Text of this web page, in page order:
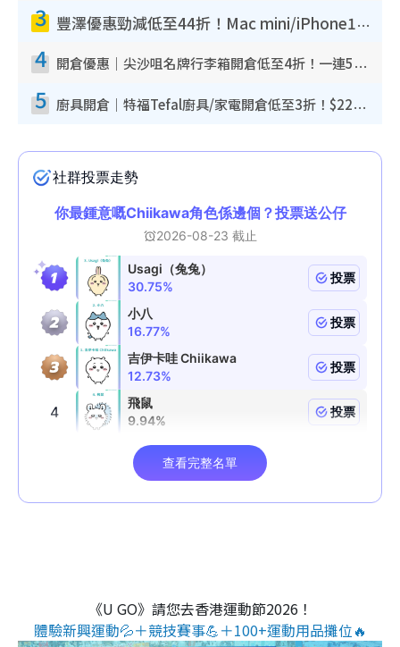
3 豐澤優惠勁減低至44折！Mac mini/iPhone17Pro大減價！廚房家電$220起
4 開倉優惠｜尖沙咀名牌行李箱開倉低至4折！一連5日 American Tourister/ace./Hallmark $200起！
5 廚具開倉｜特福Tefal廚具/家電開倉低至3折！$220起買平底鍋/炒鑊/湯煲！電飯煲/吸塵機/燙斗$418起
《U GO》請您去香港運動節2026！
體驗新興運動💦＋競技賽事💪＋100+運動用品攤位🔥